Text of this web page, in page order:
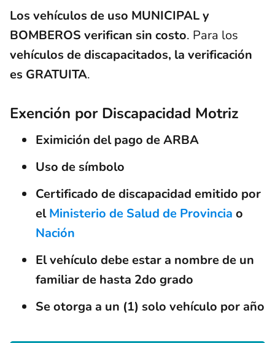
Los vehículos de uso MUNICIPAL y
BOMBEROS verifican sin costo. Para los
vehículos de discapacitados, la verificación
es GRATUITA.
Exención por Discapacidad Motriz
Eximición del pago de ARBA
Uso de símbolo
Certificado de discapacidad emitido por
elMinisterio de Salud de Provincia o
Nación
El vehículo debe estar a nombre de un
familiar de hasta 2do grado
Se otorga a un (1) solo vehículo por año